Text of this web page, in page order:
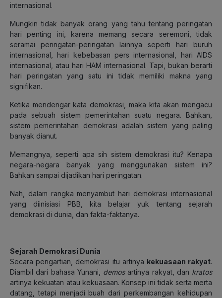
internasional.
Mungkin tidak banyak orang yang tahu tentang peringatan
hari penting ini, karena memang secara seremoni, tidak
seramai peringatan-peringatan lainnya seperti hari buruh
internasional, hari kebebasan pers internasional, hari AIDS
internasional, atau hari HAM internasional. Tapi, bukan berarti
hari peringatan yang satu ini tidak memiliki makna yang
signifikan.
Ketika mendengar kata demokrasi, maka kita akan mengacu
pada sebuah sistem pemerintahan suatu negara. Bahkan,
sistem pemerintahan demokrasi adalah sistem yang paling
banyak dianut.
Memangnya, seperti apa sih sistem demokrasi itu? Kenapa
negara-negara banyak yang menggunakan sistem ini?
Bahkan sampai dijadikan hari peringatan.
Nah, dalam rangka menyambut hari demokrasi internasional
yang diinisiasi PBB, kita belajar yuk tentang sejarah
demokrasi di dunia, dan fakta-faktanya.
Sejarah Demokrasi Dunia
Secara pengartian, demokrasi itu artinya kekuasaan rakyat.
Diambil dari bahasa Yunani, demosartinya rakyat, dan kratos
artinya kekuatan atau kekuasaan. Konsep ini tidak serta merta
datang, tetapi menjadi buah dari perkembangan kehidupan